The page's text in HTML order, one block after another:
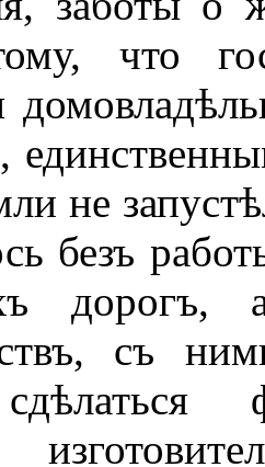
что
не
безъ
съ